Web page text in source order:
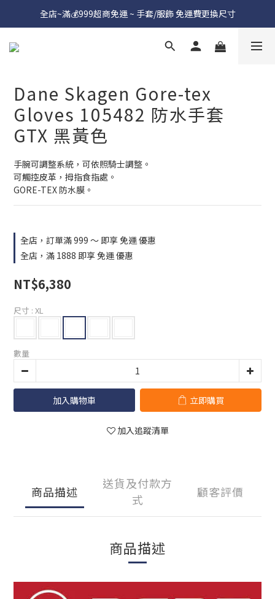
全店~滿💰999超商免運 ~ 手套/服飾 免運費更換尺寸
Dane Skagen Gore-tex
Gloves 105482 防水手套
GTX 黑黃色
手腕可調整系統，可依照騎士調整。
可觸控皮革，拇指食指處。
GORE-TEX 防水膜。
全店，訂單滿 999 ～ 即享 免運 優惠
全店，滿 1888 即享 免運 優惠
NT$6,380
尺寸 : XL
數量
加入購物車 立即購買
加入追蹤清單
商品描述
送貨及付款方
式
顧客評價
商品描述